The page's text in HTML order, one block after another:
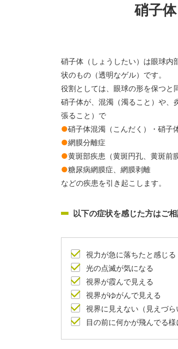
硝子
硝子体（しょうしたい）は眼球内
状のもの（透明なゲル）です。
役割としては、眼球の形を保つと
硝子体が、混濁（濁ること）や、
張ること）で
●硝子体混濁（こんだく）・硝子
●網膜分離症
●黄斑部疾患（黄斑円孔、黄斑前
●糖尿病網膜症、網膜剥離
などの疾患を引き起こします。
以下の症状を感じた方はご相
視力が急に落ちたと感じる
光の点滅が気になる
視界が霞んで見える
視界がゆがんで見える
視界に見えない（見えづ
目の前に何かが飛んでる様